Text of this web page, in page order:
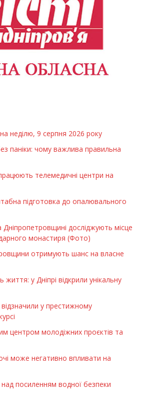
неділю, 9 серпня 2026 року
паніки: чому важлива правильна
телемедичні центри на
підготовка до опалювального
досліджують місце
монастиря (Фото)
отримують шанс на власне
життя: у Дніпрі відкрили унікальну
у престижному
центром молодіжних проєктів та
може негативно впливати на
посиленням водної безпеки